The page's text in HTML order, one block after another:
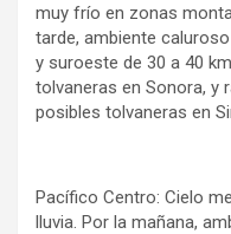
muy frío en zonas
tarde, ambiente
y suroeste de 30 a 40
tolvaneras en Sonora, y
posibles tolvaneras en
Pacífico Centro: Cielo
lluvia. Por la mañana,